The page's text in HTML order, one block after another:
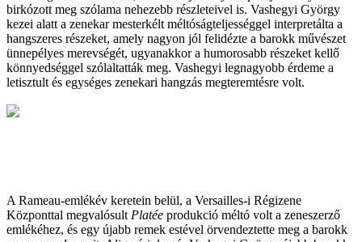
birkózott meg szólama nehezebb részleteivel is. Vashegyi György
kezei alatt a zenekar mesterkélt méltóságteljességgel interpretálta a
hangszeres részeket, amely nagyon jól felidézte a barokk művészet
ünnepélyes merevségét, ugyanakkor a humorosabb részeket kellő
könnyedséggel szólaltatták meg. Vashegyi legnagyobb érdeme a
letisztult és egységes zenekari hangzás megteremtésre volt.
A Rameau-emlékév keretein belül, a Versailles-i Régizene
Központtal megvalósult Platée produkció méltó volt a zeneszerző
emlékéhez, és egy újabb remek estével örvendeztette meg a barokk